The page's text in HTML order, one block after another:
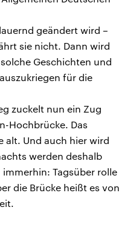
geändert wird –
sie nicht. Dann wird
Geschichten und
für die
zuckelt nun ein Zug
Hochbrücke. Das
alt. Und auch hier wird
werden deshalb
Tagsüber rolle
die Brücke heißt es von